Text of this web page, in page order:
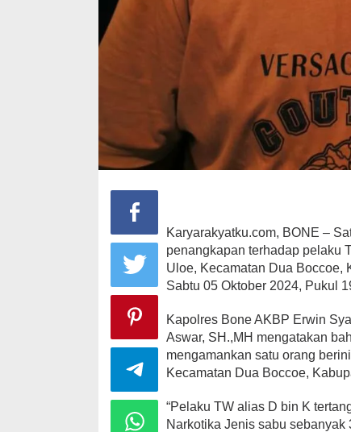
Karyarakyatku.com, BONE –
penangkapan terhadap pelaku
Uloe, Kecamatan Dua Boccoe,
Sabtu 05 Oktober 2024, Pukul
Kapolres Bone AKBP Erwin
Aswar, SH.,MH mengatakan
mengamankan satu orang
Kecamatan Dua Boccoe,
“Pelaku TW alias D bin K
Narkotika Jenis sabu